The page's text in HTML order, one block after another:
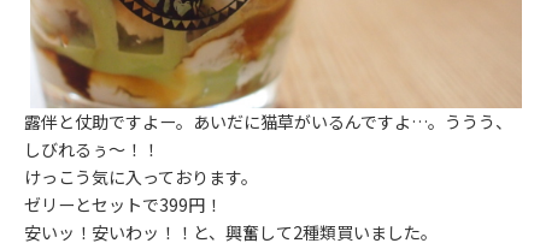
露伴と仗助ですよー。あいだに猫草がいるんですよ…。ううう、
しびれるぅ～！！
けっこう気に入っております。
ゼリーとセットで399円！
安いッ！安いわッ！！と、興奮して2種類買いました。